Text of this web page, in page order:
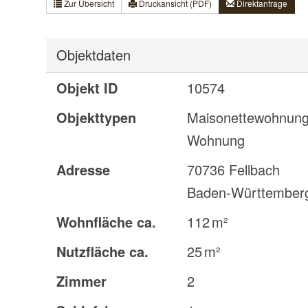
Zur Übersicht Druckansicht (PDF) Direktanfrage
Objektdaten
Objekt ID
10574
Objekttypen
Wohnung
Adresse
70736 Fellbach
Baden-
Wohnfläche ca.
112 m²
Nutzfläche ca.
25 m²
Zimmer
2